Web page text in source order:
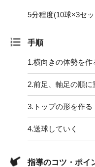
5分程度(10球×3セ
手順
1.横向きの体勢を作
2.前足、軸足の順に
3. トップの形を作る
4.送球していく
指導のコツ・ポイ